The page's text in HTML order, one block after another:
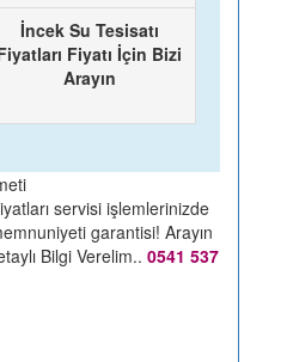
İncek Su Tesisatı
Fiyatı İçin Bizi
Arayın
servisi işlemlerinizde
garantisi! Arayın
Bilgi Verelim.. 0541 537